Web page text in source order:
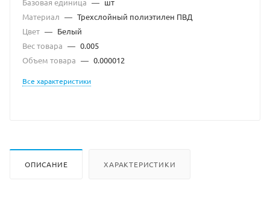
Материал — Трехслойный полиэтилен ПВД
Цвет — Белый
Вес товара — 0.005
Объем товара — 0.000012
Все характеристики
ОПИСАНИЕ ХАРАКТЕРИСТИКИ